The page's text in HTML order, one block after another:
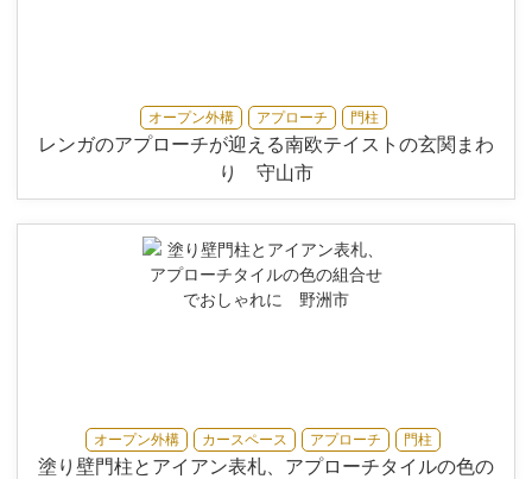
オープン外構 アプローチ 門柱
レンガのアプローチが迎える南欧テイストの玄関まわ
り 守山市
オープン外構 カースペース アプローチ 門柱
塗り壁門柱とアイアン表札、アプローチタイルの色の